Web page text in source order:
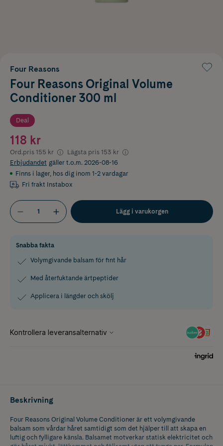
Four Reasons
Four Reasons Original Volume
Conditioner 300 ml
Deal
118 kr
Ord.pris 155 kr Lägsta pris 153 kr
Erbjudandet gäller t.o.m. 2026-08-16
Finns i lager, hos dig inom 1-2 vardagar
Fri frakt Instabox
Lägg i varukorgen
Snabba fakta
Volymgivande balsam för fint hår
Med återfuktande ärtpeptider
Applicera i längder och skölj
Beskrivning
Four Reasons Original Volume Conditioner är ett volymgivande
balsam som vårdar håret samtidigt som det hjälper till att skapa en
luftig och fylligare känsla. Balsamet motverkar statisk elektricitet och